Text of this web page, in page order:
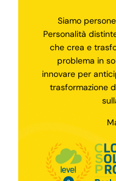
Siamo
Personalità
che crea e
problema in
innovare per
trasformazione